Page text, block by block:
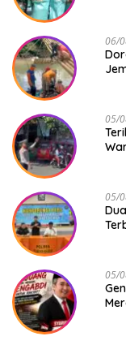
06/
05/
05/
05/